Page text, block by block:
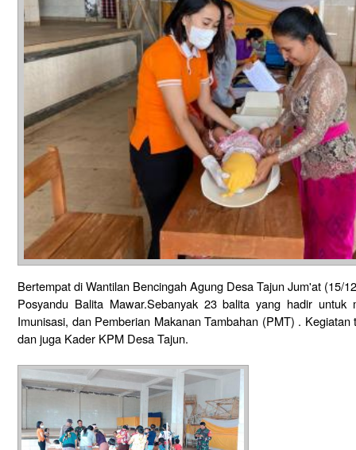
Bertempat di Wantilan Bencingah Agung Desa Tajun Jum'at (15/
Posyandu Balita Mawar.Sebanyak 23 balita yang hadir untuk
Imunisasi, dan Pemberian Makanan Tambahan (PMT) .
dan juga Kader KPM Desa Tajun.